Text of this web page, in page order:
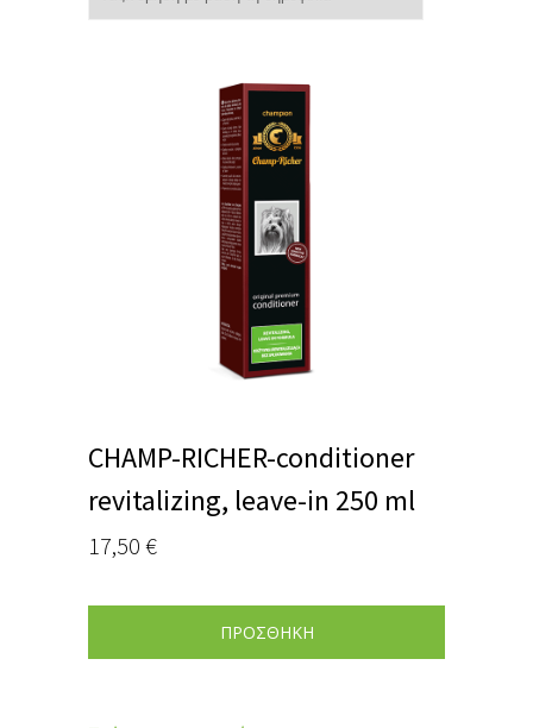
CHAMP-RICHER-conditioner
revitalizing, leave-in 250 ml
17,50 €
ΠΡΟΣΘΗΚΗ